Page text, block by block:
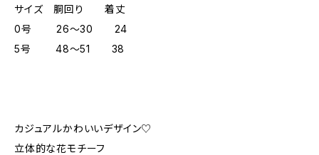
サイズ 胴回り 着丈
0号 26～30 24
5号 48～51 38
カジュアルかわいいデザイン♡
立体的な花モチーフ